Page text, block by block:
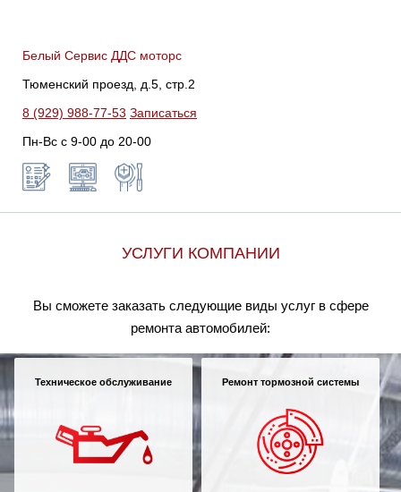
Белый Сервис ДДС моторс
Тюменский проезд, д.5, стр.2
8 (929) 988-77-53 Записаться
Пн-Вс c 9-00 до 20-00
УСЛУГИ КОМПАНИИ
Вы сможете заказать следующие виды услуг в сфере
ремонта автомобилей:
Техническое обслуживание Ремонт тормозной системы